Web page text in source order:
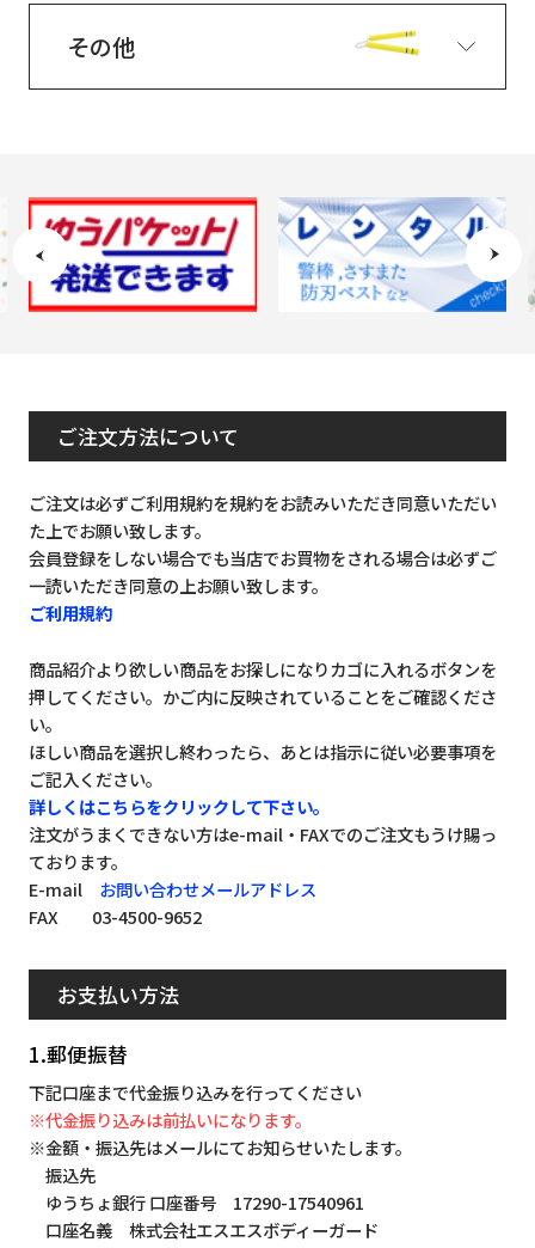
その他
ご注文方法について
ご注文は必ずご利用規約を規約をお読みいただき同意いただい
た上でお願い致します。
会員登録をしない場合でも当店でお買物をされる場合は必ずご
一読いただき同意の上お願い致します。
ご利用規約
商品紹介より欲しい商品をお探しになりカゴに入れるボタンを
押してください。かご内に反映されていることをご確認くださ
い。
ほしい商品を選択し終わったら、あとは指示に従い必要事項を
ご記入ください。
詳しくはこちらをクリックして下さい。
注文がうまくできない方はe-mail・FAXでのご注文もうけ賜っ
ております。
E-mail お問い合わせメールアドレス
FAX 03-4500-9652
お支払い方法
1.郵便振替
下記口座まで代金振り込みを行ってください
※代金振り込みは前払いになります。
※金額・振込先はメールにてお知らせいたします。
振込先
ゆうちょ銀行 口座番号 17290-17540961
口座名義 株式会社エスエスボディーガード